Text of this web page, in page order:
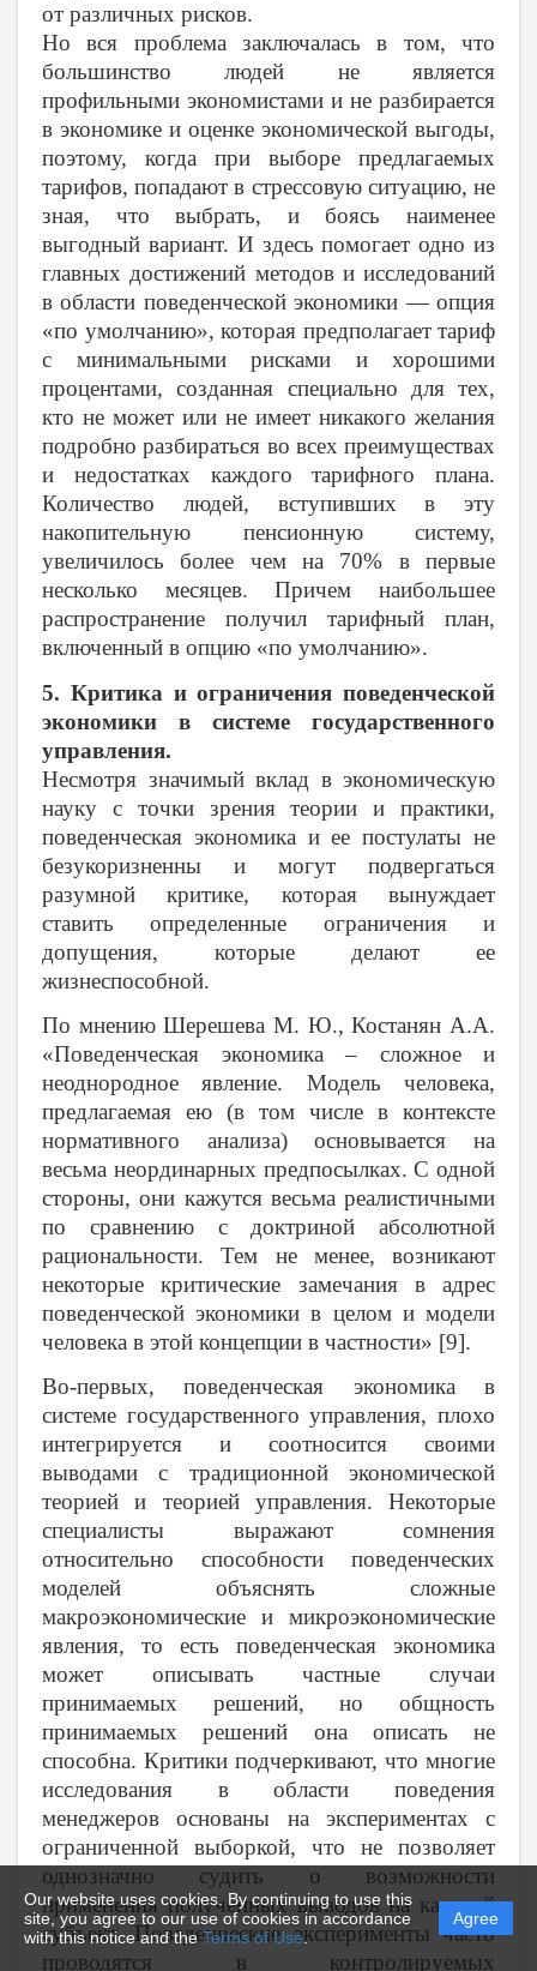
Our website uses cookies. By continuing to use this
site, you agree to our use of cookies in accordance
with this notice and theTerms of Use.
Agree
от различных рисков.
Но вся проблема заключалась в том, что
большинство людей не является
профильными экономистами и не разбирается
в экономике и оценке экономической выгоды,
поэтому, когда при выборе предлагаемых
тарифов, попадают в стрессовую ситуацию, не
зная, что выбрать, и боясь наименее
выгодный вариант. И здесь помогает одно из
главных достижений методов и исследований
в области поведенческой экономики — опция
«по умолчанию», которая предполагает тариф
с минимальными рисками и хорошими
процентами, созданная специально для тех,
кто не может или не имеет никакого желания
подробно разбираться во всех преимуществах
и недостатках каждого тарифного плана.
Количество людей, вступивших в эту
накопительную пенсионную систему,
увеличилось более чем на 70% в первые
несколько месяцев. Причем наибольшее
распространение получил тарифный план,
включенный в опцию «по умолчанию».
5. Критика и ограничения поведенческой
экономики в системе государственного
управления.
Несмотря значимый вклад в экономическую
науку с точки зрения теории и практики,
поведенческая экономика и ее постулаты не
безукоризненны и могут подвергаться
разумной критике, которая вынуждает
ставить определенные ограничения и
допущения, которые делают ее
жизнеспособной.
По мнению Шерешева М. Ю., Костанян А.А.
«Поведенческая экономика – сложное и
неоднородное явление. Модель человека,
предлагаемая ею (в том числе в контексте
нормативного анализа) основывается на
весьма неординарных предпосылках. С одной
стороны, они кажутся весьма реалистичными
по сравнению с доктриной абсолютной
рациональности. Тем не менее, возникают
некоторые критические замечания в адрес
поведенческой экономики в целом и модели
человека в этой концепции в частности» [9].
Во-первых, поведенческая экономика в
системе государственного управления, плохо
интегрируется и соотносится своими
выводами с традиционной экономической
теорией и теорией управления. Некоторые
специалисты выражают сомнения
относительно способности поведенческих
моделей объяснять сложные
макроэкономические и микроэкономические
явления, то есть поведенческая экономика
может описывать частные случаи
принимаемых решений, но общность
принимаемых решений она описать не
способна. Критики подчеркивают, что многие
исследования в области поведения
менеджеров основаны на экспериментах с
ограниченной выборкой, что не позволяет
однозначно судить о возможности
применения полученных выводов на каждый
субъект. Поведенческие эксперименты часто
проводятся в контролируемых